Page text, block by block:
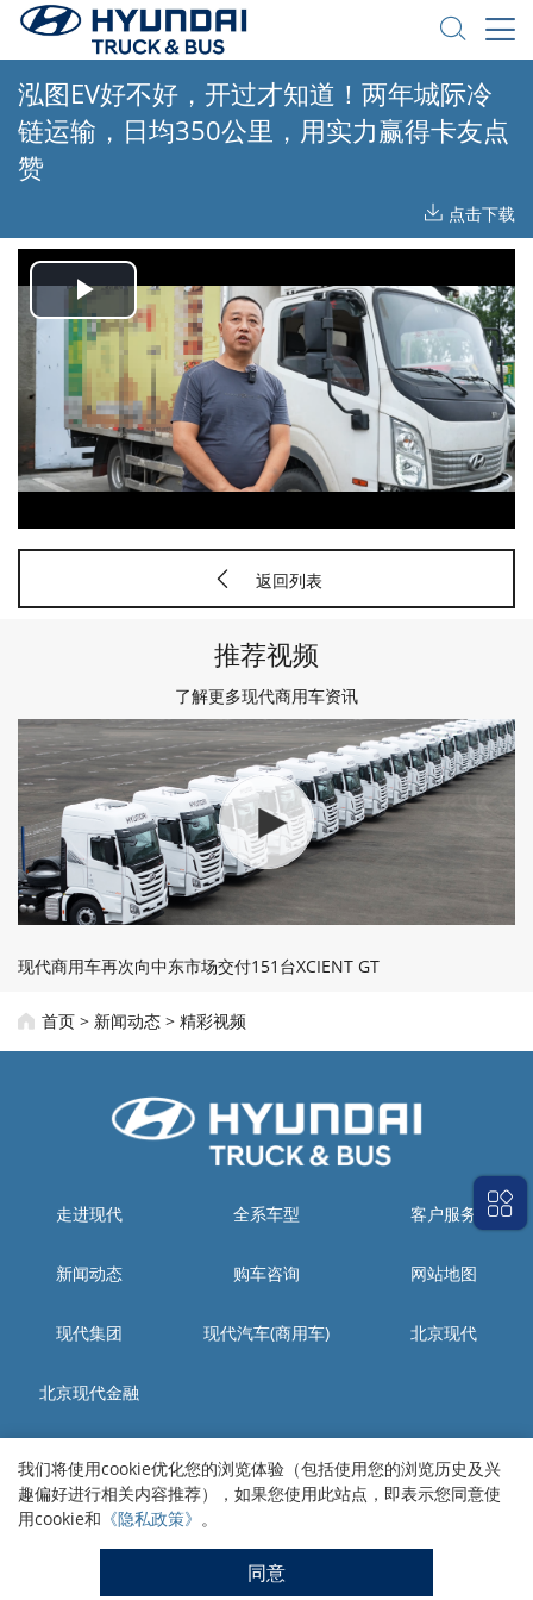
泓图EV好不好，开过才知道！两年城际冷
链运输，日均350公里，用实力赢得卡友点
赞
点击下载
Play
Video
返回列表
推荐视频
了解更多现代商用车资讯
现代商用车再次向中东市场交付151台XCIENT GT
首页 > 新闻动态 > 精彩视频
走进现代 全系车型 客户服务
新闻动态 购车咨询 网站地图
现代集团 现代汽车(商用车) 北京现代
北京现代金融
销售本部：四川省成都市高新区天府二街金融大厦B座8楼
川公网安备 51200202000195号
我们将使用cookie优化您的浏览体验（包括使用您的浏览历史及兴
趣偏好进行相关内容推荐），如果您使用此站点，即表示您同意使
用cookie和 《隐私政策》 。
同意